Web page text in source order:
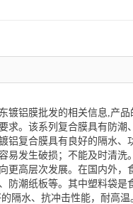
镀铝膜批发的相关信息,产
求。该系列复合膜具有防
铝复合膜具有良好的隔水
易发生破损；不能及时清
更高层次发展。在国内外
防潮纸板等。其中塑料袋是
隔水、抗冲击性能，耐高